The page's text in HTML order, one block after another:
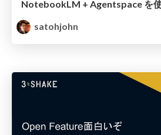
NotebookLM + Agentspace を
satohjohn